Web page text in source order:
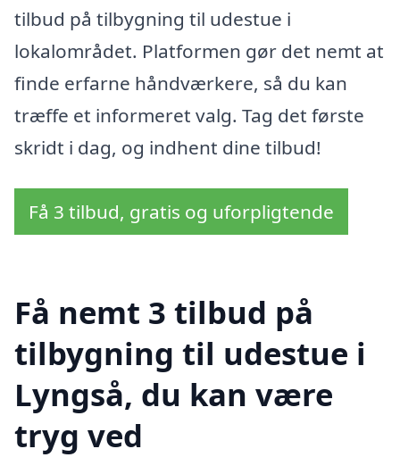
tilbud på tilbygning til udestue i
lokalområdet. Platformen gør det nemt at
finde erfarne håndværkere, så du kan
træffe et informeret valg. Tag det første
skridt i dag, og indhent dine tilbud!
Få 3 tilbud, gratis og uforpligtende
Få nemt 3 tilbud på
tilbygning til udestue i
Lyngså, du kan være
tryg ved